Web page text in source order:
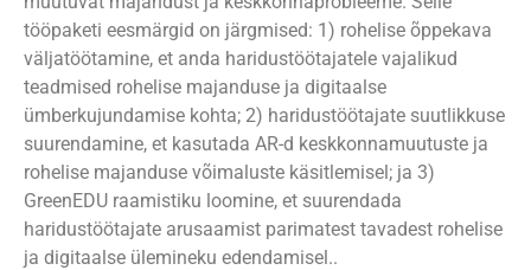
tööpaketi eesmärgid on järgmised: 1) rohelise õppekava
väljatöötamine, et anda haridustöötajatele vajalikud
teadmised rohelise majanduse ja digitaalse
ümberkujundamise kohta; 2) haridustöötajate suutlikkuse
suurendamine, et kasutada AR-d keskkonnamuutuste ja
rohelise majanduse võimaluste käsitlemisel; ja 3)
GreenEDU raamistiku loomine, et suurendada
haridustöötajate arusaamist parimatest tavadest rohelise
ja digitaalse ülemineku edendamisel..